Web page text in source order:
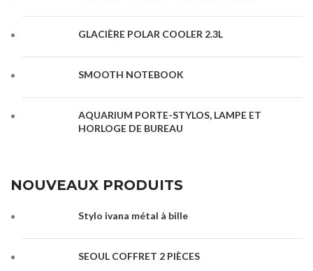
GLACIÈRE POLAR COOLER 2.3L
SMOOTH NOTEBOOK
AQUARIUM PORTE-STYLOS, LAMPE ET
HORLOGE DE BUREAU
NOUVEAUX PRODUITS
Stylo ivana métal à bille
SEOUL COFFRET 2 PIÈCES